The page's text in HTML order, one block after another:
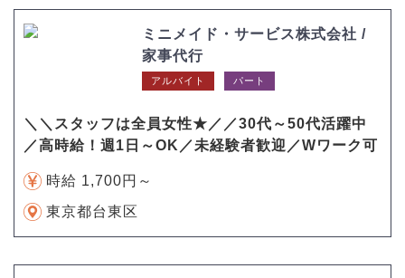
ミニメイド・サービス株式会社 /
家事代行
アルバイト パート
＼＼スタッフは全員女性★／／30代～50代活躍中
／高時給！週1日～OK／未経験者歓迎／Wワーク可
時給 1,700円～
東京都台東区